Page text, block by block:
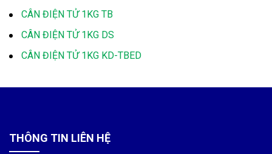
CÂN ĐIỆN TỬ 1KG TB
CÂN ĐIỆN TỬ 1KG DS
CÂN ĐIỆN TỬ 1KG KD-TBED
THÔNG TIN LIÊN HỆ